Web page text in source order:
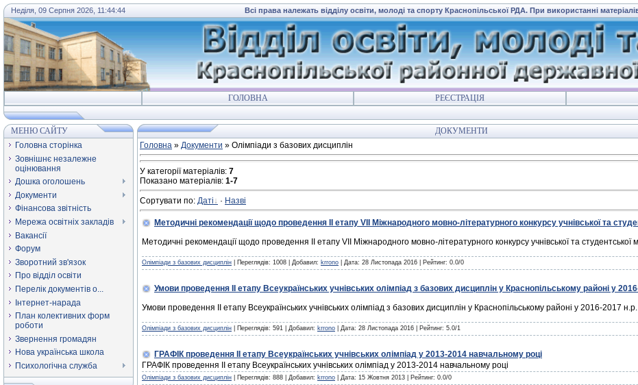
Неділя, 09 Серпня 2026, 11:44:44 Всі права належать відділу освіти, молоді та спорту Краснопільської РДА. При використанні
ГОЛОВНА РЕЄСТРАЦІЯ
МЕНЮ САЙТУ
Головна сторінка
Зовнішнє незалежне
оцінювання
Дошка оголошень
Документи
Фінансова звітність
Мережа освітніх закладів
Вакансії
Форум
Зворотний зв'язок
Про відділ освіти
Перелік документів о...
Інтернет-нарада
План колективних форм
роботи
Звернення громадян
Нова українська школа
Психологічна служба
ДОКУМЕНТИ
Головна » Документи » Олімпіади з базових дисциплін
У категорії матеріалів: 7
Показано матеріалів: 1-7
Сортувати по: Даті · Назві
Методичні рекомендації щодо проведення ІІ етапу VІІ Міжнародного мовно-літературного конкурсу учнівської та
Методичні рекомендації щодо проведення ІІ етапу VІІ Міжнародного мовно-літературного конкурсу учнівської та
Олімпіади з базових дисциплін | Переглядів: 1008 | Добавил: krrono | Дата: 28 Листопада 2016 | Рейтинг: 0.0/0
Умови проведення ІІ етапу Всеукраїнських учнівських олімпіад з базових дисциплін у Краснопільському районі у
Умови проведення ІІ етапу Всеукраїнських учнівських олімпіад з базових дисциплін у Краснопільському районі у 2016-2017 н.р.
Олімпіади з базових дисциплін | Переглядів: 591 | Добавил: krrono | Дата: 28 Листопада 2016 | Рейтинг: 5.0/1
ГРАФІК проведення ІІ етапу Всеукраїнських учнівських олімпіад у 2013-2014 навчальному році
ГРАФІК проведення ІІ етапу Всеукраїнських учнівських олімпіад у 2013-2014 навчальному році
Олімпіади з базових дисциплін | Переглядів: 888 | Добавил: krrono | Дата: 15 Жовтня 2013 | Рейтинг: 0.0/0